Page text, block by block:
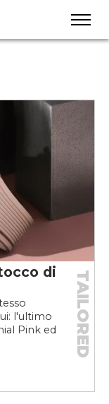
di
l'ultimo
Pink ed
TAILORED